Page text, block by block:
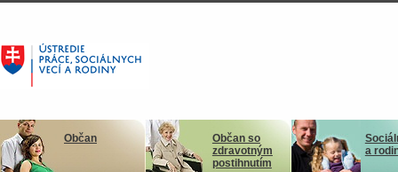
Občan
Občan so
zdravotným
postihnutím
a